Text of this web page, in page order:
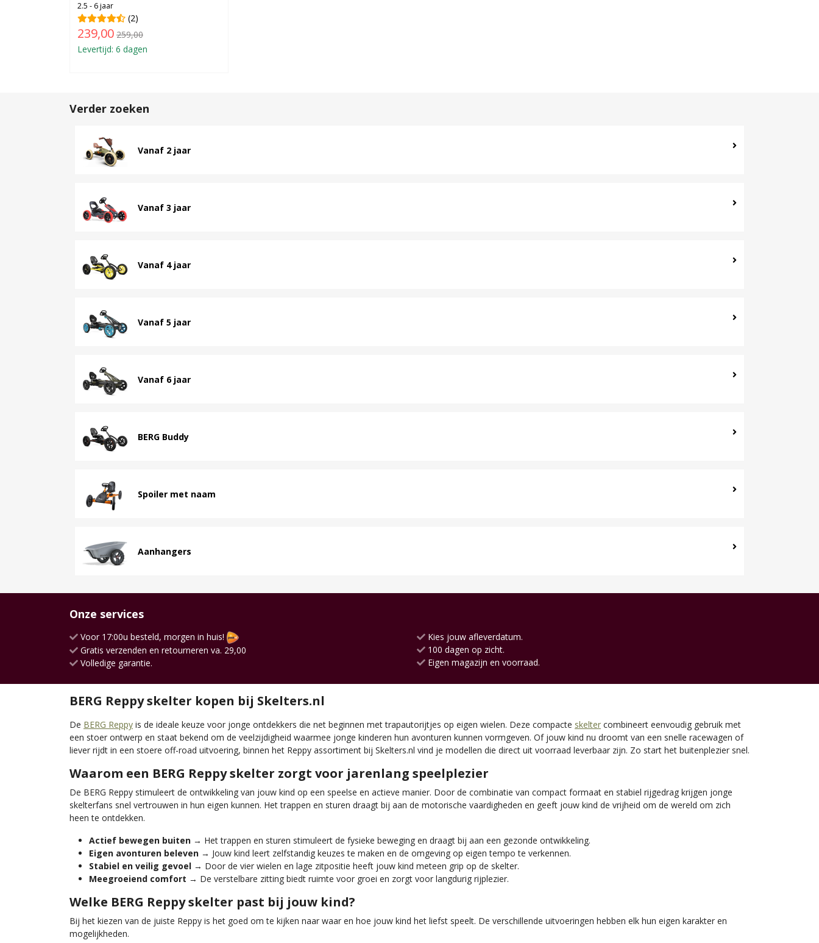
2.5 - 6 jaar
(2)
239,00 259,00
Levertijd: 6 dagen
Verder zoeken
Vanaf 2 jaar
Vanaf 3 jaar
Vanaf 4 jaar
Vanaf 5 jaar
Vanaf 6 jaar
BERG Buddy
Spoiler met naam
Aanhangers
Onze services
Voor 17:00u besteld, morgen in huis!
Gratis verzenden en retourneren va. 29,00
Volledige garantie.
Kies jouw afleverdatum.
100 dagen op zicht.
Eigen magazijn en voorraad.
BERG Reppy skelter kopen bij Skelters.nl
De BERG Reppy is de ideale keuze voor jonge ontdekkers die net beginnen met trapautorijtjes op eigen wielen. Deze compacte skelter combineert eenvoudig gebruik met
een stoer ontwerp en staat bekend om de veelzijdigheid waarmee jonge kinderen hun avonturen kunnen vormgeven. Of jouw kind nu droomt van een snelle racewagen of
liever rijdt in een stoere off-road uitvoering, binnen het Reppy assortiment bij Skelters.nl vind je modellen die direct uit voorraad leverbaar zijn. Zo start het buitenplezier snel.
Waarom een BERG Reppy skelter zorgt voor jarenlang speelplezier
De BERG Reppy stimuleert de ontwikkeling van jouw kind op een speelse en actieve manier. Door de combinatie van compact formaat en stabiel rijgedrag krijgen jonge
skelterfans snel vertrouwen in hun eigen kunnen. Het trappen en sturen draagt bij aan de motorische vaardigheden en geeft jouw kind de vrijheid om de wereld om zich
heen te ontdekken.
Actief bewegen buiten → Het trappen en sturen stimuleert de fysieke beweging en draagt bij aan een gezonde ontwikkeling.
Eigen avonturen beleven → Jouw kind leert zelfstandig keuzes te maken en de omgeving op eigen tempo te verkennen.
Stabiel en veilig gevoel → Door de vier wielen en lage zitpositie heeft jouw kind meteen grip op de skelter.
Meegroeiend comfort → De verstelbare zitting biedt ruimte voor groei en zorgt voor langdurig rijplezier.
Welke BERG Reppy skelter past bij jouw kind?
Bij het kiezen van de juiste Reppy is het goed om te kijken naar waar en hoe jouw kind het liefst speelt. De verschillende uitvoeringen hebben elk hun eigen karakter en
mogelijkheden.